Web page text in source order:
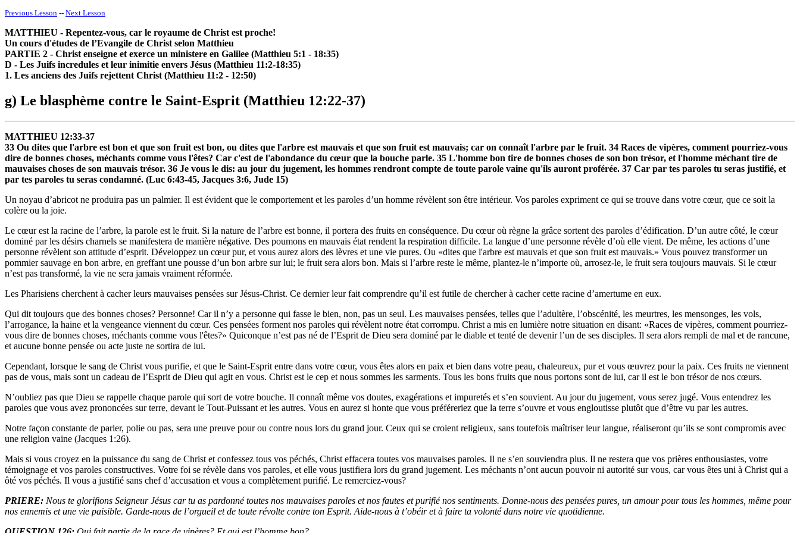
Previous Lesson -- Next Lesson
MATTHIEU - Repentez-vous, car le royaume de Christ est proche!
Un cours d'études de l’Evangile de Christ selon Matthieu
PARTIE 2 - Christ enseigne et exerce un ministere en Galilee (Matthieu 5:1 - 18:35)
D - Les Juifs incredules et leur inimitie envers Jésus (Matthieu 11:2-18:35)
1. Les anciens des Juifs rejettent Christ (Matthieu 11:2 - 12:50)
g) Le blasphème contre le Saint-Esprit (Matthieu 12:22-37)
MATTHIEU 12:33-37
33 Ou dites que l'arbre est bon et que son fruit est bon, ou dites que l'arbre est mauvais et que son fruit est mauvais; car on connaît l'arbre par le fruit. 34 Races de vipères, comment pourriez-vous
dire de bonnes choses, méchants comme vous l'êtes? Car c'est de l'abondance du cœur que la bouche parle. 35 L'homme bon tire de bonnes choses de son bon trésor, et l'homme méchant tire de
mauvaises choses de son mauvais trésor. 36 Je vous le dis: au jour du jugement, les hommes rendront compte de toute parole vaine qu'ils auront proférée. 37 Car par tes paroles tu seras justifié, et
par tes paroles tu seras condamné. (Luc 6:43-45, Jacques 3:6, Jude 15)
Un noyau d’abricot ne produira pas un palmier. Il est évident que le comportement et les paroles d’un homme révèlent son être intérieur. Vos paroles expriment ce qui se trouve dans votre cœur, que ce soit la
colère ou la joie.
Le cœur est la racine de l’arbre, la parole est le fruit. Si la nature de l’arbre est bonne, il portera des fruits en conséquence. Du cœur où règne la grâce sortent des paroles d’édification. D’un autre côté, le cœur
dominé par les désirs charnels se manifestera de manière négative. Des poumons en mauvais état rendent la respiration difficile. La langue d’une personne révèle d’où elle vient. De même, les actions d’une
personne révèlent son attitude d’esprit. Développez un cœur pur, et vous aurez alors des lèvres et une vie pures. Ou «dites que l'arbre est mauvais et que son fruit est mauvais.» Vous pouvez transformer un
pommier sauvage en bon arbre, en greffant une pousse d’un bon arbre sur lui; le fruit sera alors bon. Mais si l’arbre reste le même, plantez-le n’importe où, arrosez-le, le fruit sera toujours mauvais. Si le cœur
n’est pas transformé, la vie ne sera jamais vraiment réformée.
Les Pharisiens cherchent à cacher leurs mauvaises pensées sur Jésus-Christ. Ce dernier leur fait comprendre qu’il est futile de chercher à cacher cette racine d’amertume en eux.
Qui dit toujours que des bonnes choses? Personne! Car il n’y a personne qui fasse le bien, non, pas un seul. Les mauvaises pensées, telles que l’adultère, l’obscénité, les meurtres, les mensonges, les vols,
l’arrogance, la haine et la vengeance viennent du cœur. Ces pensées forment nos paroles qui révèlent notre état corrompu. Christ a mis en lumière notre situation en disant: «Races de vipères, comment pourriez-
vous dire de bonnes choses, méchants comme vous l'êtes?» Quiconque n’est pas né de l’Esprit de Dieu sera dominé par le diable et tenté de devenir l’un de ses disciples. Il sera alors rempli de mal et de rancune,
et aucune bonne pensée ou acte juste ne sortira de lui.
Cependant, lorsque le sang de Christ vous purifie, et que le Saint-Esprit entre dans votre cœur, vous êtes alors en paix et bien dans votre peau, chaleureux, pur et vous œuvrez pour la paix. Ces fruits ne viennent
pas de vous, mais sont un cadeau de l’Esprit de Dieu qui agit en vous. Christ est le cep et nous sommes les sarments. Tous les bons fruits que nous portons sont de lui, car il est le bon trésor de nos cœurs.
N’oubliez pas que Dieu se rappelle chaque parole qui sort de votre bouche. Il connaît même vos doutes, exagérations et impuretés et s’en souvient. Au jour du jugement, vous serez jugé. Vous entendrez les
paroles que vous avez prononcées sur terre, devant le Tout-Puissant et les autres. Vous en aurez si honte que vous préféreriez que la terre s’ouvre et vous engloutisse plutôt que d’être vu par les autres.
Notre façon constante de parler, polie ou pas, sera une preuve pour ou contre nous lors du grand jour. Ceux qui se croient religieux, sans toutefois maîtriser leur langue, réaliseront qu’ils se sont compromis avec
une religion vaine (Jacques 1:26).
Mais si vous croyez en la puissance du sang de Christ et confessez tous vos péchés, Christ effacera toutes vos mauvaises paroles. Il ne s’en souviendra plus. Il ne restera que vos prières enthousiastes, votre
témoignage et vos paroles constructives. Votre foi se révèle dans vos paroles, et elle vous justifiera lors du grand jugement. Les méchants n’ont aucun pouvoir ni autorité sur vous, car vous êtes uni à Christ qui a
ôté vos péchés. Il vous a justifié sans chef d’accusation et vous a complètement purifié. Le remerciez-vous?
PRIERE: Nous te glorifions Seigneur Jésus car tu as pardonné toutes nos mauvaises paroles et nos fautes et purifié nos sentiments. Donne-nous des pensées pures, un amour pour tous les hommes, même pour
nos ennemis et une vie paisible. Garde-nous de l’orgueil et de toute révolte contre ton Esprit. Aide-nous à t’obéir et à faire ta volonté dans notre vie quotidienne.